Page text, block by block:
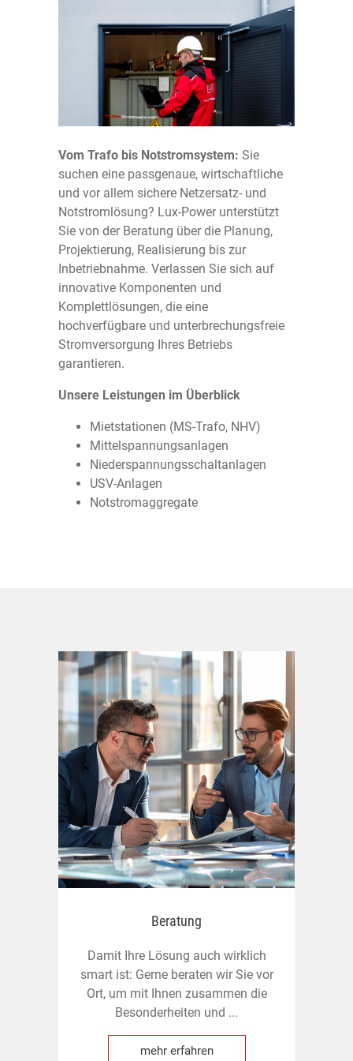
Wartung & Service
Produzierende Unternehmen
Impressum
Datenschutz
©2026 Lux-Power S.á.r.l.
Vom Trafo bis Notstromsystem: Sie
suchen eine passgenaue, wirtschaftliche
und vor allem sichere Netzersatz- und
Notstromlösung? Lux-Power unterstützt
Sie von der Beratung über die Planung,
Projektierung, Realisierung bis zur
Inbetriebnahme. Verlassen Sie sich auf
innovative Komponenten und
Komplettlösungen, die eine
hochverfügbare und unterbrechungsfreie
Stromversorgung Ihres Betriebs
garantieren.
Unsere Leistungen im Überblick
Mietstationen (MS-Trafo, NHV)
Mittelspannungsanlagen
Niederspannungsschaltanlagen
USV-Anlagen
Notstromaggregate
Beratung
Damit Ihre Lösung auch wirklich
smart ist: Gerne beraten wir Sie vor
Ort, um mit Ihnen zusammen die
Besonderheiten und ...
mehr erfahren